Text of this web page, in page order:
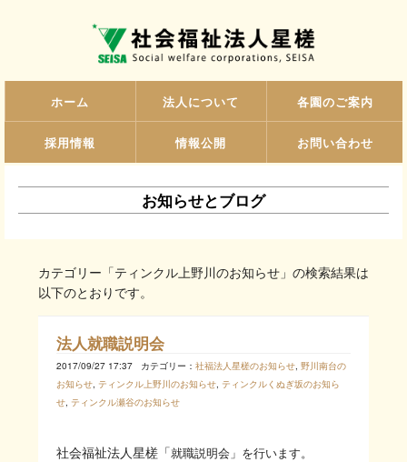
ホーム 法人について 各園のご案内
採用情報 情報公開 お問い合わせ
お知らせとブログ
カテゴリー「ティンクル上野川のお知らせ」の検索結果は
以下のとおりです。
法人就職説明会
2017/09/27 17:37 カテゴリー： 社福法人星槎のお知らせ, 野川南台の
お知らせ, ティンクル上野川のお知らせ, ティンクルくぬぎ坂のお知ら
せ, ティンクル瀬谷のお知らせ
社会福祉法人星槎「就職説明会」を行います。